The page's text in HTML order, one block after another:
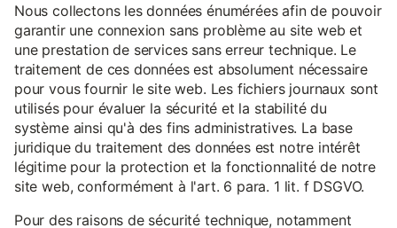
Nous collectons les données énumérées afin de pouvoir
garantir une connexion sans problème au site web et
une prestation de services sans erreur technique. Le
traitement de ces données est absolument nécessaire
pour vous fournir le site web. Les fichiers journaux sont
utilisés pour évaluer la sécurité et la stabilité du
système ainsi qu'à des fins administratives. La base
juridique du traitement des données est notre intérêt
légitime pour la protection et la fonctionnalité de notre
site web, conformément à l'art. 6 para. 1 lit. f DSGVO.
Pour des raisons de sécurité technique, notamment